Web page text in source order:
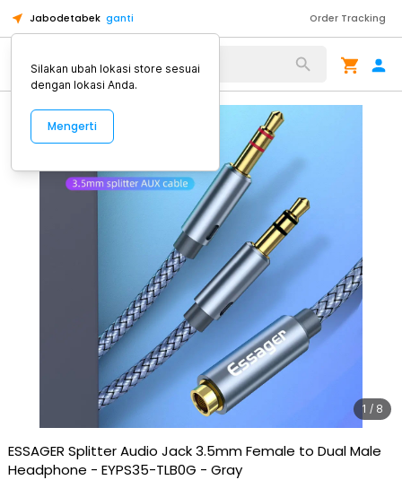
Jabodetabek ganti Order Tracking
Alat Kopi
1 / 8
ESSAGER Splitter Audio Jack 3.5mm Female to Dual Male
Headphone - EYPS35-TLB0G - Gray
Silakan ubah lokasi store sesuai
dengan lokasi Anda.
Mengerti